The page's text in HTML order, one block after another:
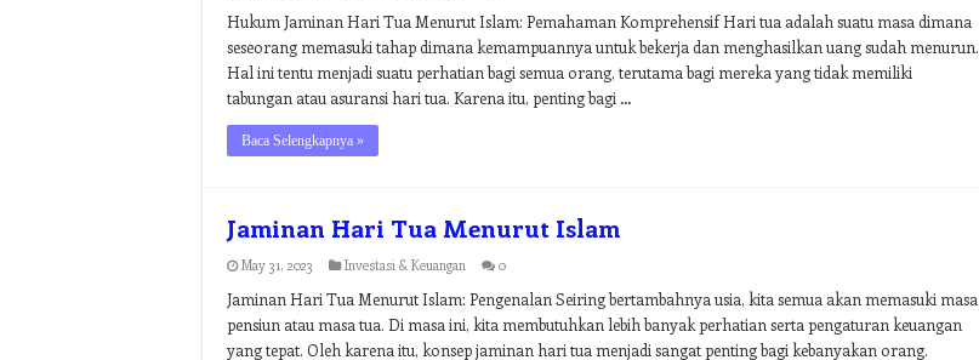
Hukum Jaminan Hari Tua Menurut Islam: Pemahaman Komprehensif Hari tua adalah suatu masa dimana
seseorang memasuki tahap dimana kemampuannya untuk bekerja dan menghasilkan uang sudah menurun.
Hal ini tentu menjadi suatu perhatian bagi semua orang, terutama bagi mereka yang tidak memiliki
tabungan atau asuransi hari tua. Karena itu, penting bagi …
Baca Selengkapnya »
Jaminan Hari Tua Menurut Islam
May 31, 2023 Investasi & Keuangan 0
Jaminan Hari Tua Menurut Islam: Pengenalan Seiring bertambahnya usia, kita semua akan memasuki masa
pensiun atau masa tua. Di masa ini, kita membutuhkan lebih banyak perhatian serta pengaturan keuangan
yang tepat. Oleh karena itu, konsep jaminan hari tua menjadi sangat penting bagi kebanyakan orang.